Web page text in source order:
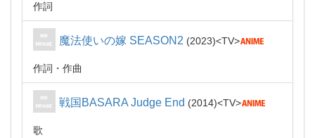
作詞
魔法使いの嫁 SEASON2 2023 TV
作詞・作曲
戦国BASARA Judge End 2014 TV
歌